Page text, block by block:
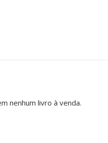
nenhum livro à venda.